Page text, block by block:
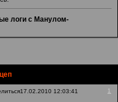
логи с Манулом-
1
17.02.2010 12:03:41